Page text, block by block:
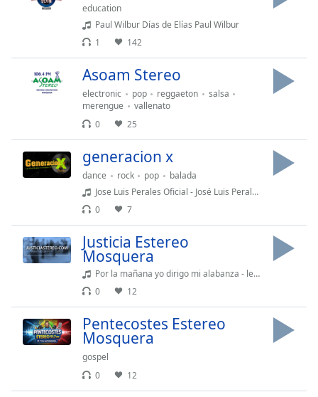
Playback
Chapters
descriptions
selected
settings
opens
subtitles
subtitles
off,
selected
education
Paul Wilbur Días de Elías Paul Wilbur
1
142
Asoam Stereo
electronic pop reggaeton
salsa
merengue
vallenato
0
25
generacion x
dance rock pop
balada
Jose Luis Perales Oficial - José Luis Perales - Y te vas (Versión 2019) (Audio Oficial)
0
7
Justicia Estereo
Mosquera
Por la mañana yo dirigo mi alabanza - letra
0
12
Pentecostes Estereo
Mosquera
gospel
0
12